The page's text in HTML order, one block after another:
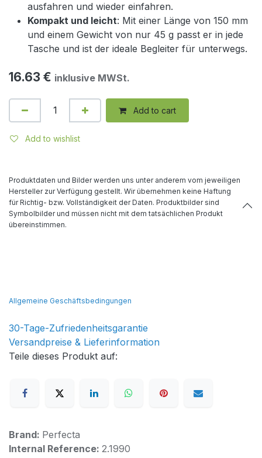
ausfahren und wieder einfahren.
Kompakt und leicht: Mit einer Länge von 150 mm
und einem Gewicht von nur 45 g passt er in jede
Tasche und ist der ideale Begleiter für unterwegs.
16.63 € inklusive MWSt.
Add to cart
Add to wishlist
Produktdaten und Bilder werden uns unter anderem vom jeweiligen
Hersteller zur Verfügung gestellt. Wir übernehmen keine Haftung
für Richtig- bzw. Vollständigkeit der Daten. Produktbilder sind
Symbolbilder und müssen nicht mit dem tatsächlichen Produkt
übereinstimmen.
Allgemeine Geschäftsbedingungen
30-Tage-Zufriedenheitsgarantie
Versandpreise & Lieferinformation
Teile dieses Produkt auf:
Brand: Perfecta
Internal Reference: 2.1990